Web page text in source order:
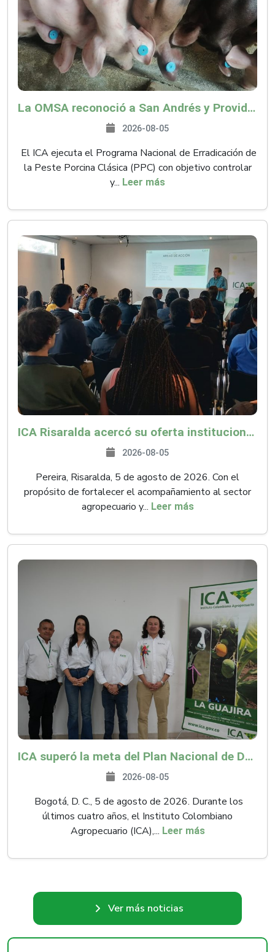
La OMSA reconoció a San Andrés y Providencia como zona libre de Peste Porcina Clásica (PPC)
2026-08-05
El ICA ejecuta el Programa Nacional de Erradicación de
la Peste Porcina Clásica (PPC) con objetivo controlar
y... Leer más
ICA Risaralda acercó su oferta institucional a productores y emprendedores en Expocamello
2026-08-05
Pereira, Risaralda, 5 de agosto de 2026. Con el
propósito de fortalecer el acompañamiento al sector
agropecuario y... Leer más
ICA superó la meta del Plan Nacional de Desarrollo y abrió 61 mercados internacionales
2026-08-05
Bogotá, D. C., 5 de agosto de 2026. Durante los
últimos cuatro años, el Instituto Colombiano
Agropecuario (ICA),... Leer más
Ver más noticias